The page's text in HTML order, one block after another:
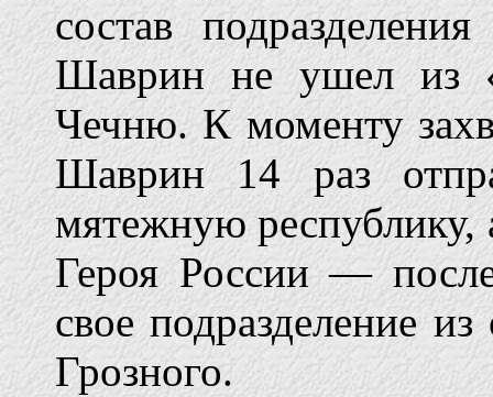
состав
Шаврин не ушел из
Чечню. К моменту
Шаврин 14 раз
мятежную республику,
Героя России —
свое подразделение
Грозного.